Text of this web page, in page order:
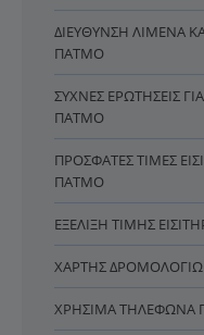
ΔΙΕΎΘΥΝΣΗ ΛΙΜΈΝΑ
ΠΆΤΜΟ
ΣΥΧΝΈΣ ΕΡΩΤΉΣΕΙΣ
ΠΆΤΜΟ
ΠΡΌΣΦΑΤΕΣ ΤΙΜΈΣ
ΠΆΤΜΟ
ΕΞΈΛΙΞΗ ΤΙΜΉΣ
ΧΆΡΤΗΣ
ΧΡΉΣΙΜΑ ΤΗΛΈΦΩΝΑ